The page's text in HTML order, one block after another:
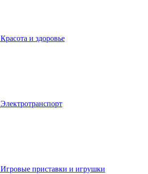
Красота и здоровье
Электротранспорт
Игровые приставки и игрушки